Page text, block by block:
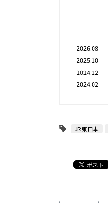
2026.08
2025.10
2024.12
2024.02
JR東日本